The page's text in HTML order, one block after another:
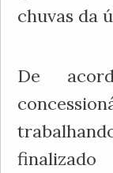
chuvas da
De